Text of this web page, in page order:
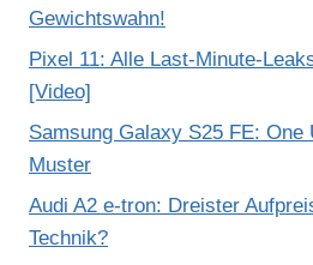
Gewichtswahn!
Pixel 11: Alle Last-Minute-
[Video]
Samsung Galaxy S25 FE:
Muster
Audi A2 e-tron: Dreister
Technik?